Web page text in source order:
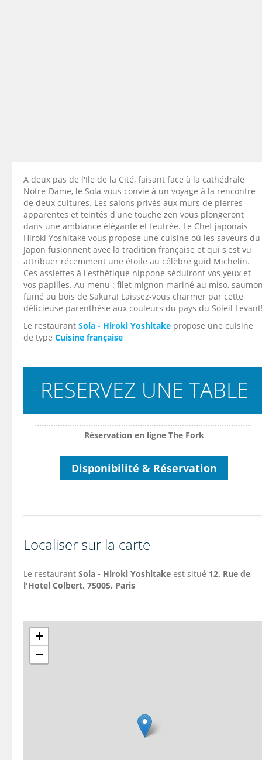
A deux pas de l'Ile de la Cité, faisant face à la cathédrale
Notre-Dame, le Sola vous convie à un voyage à la rencontre
de deux cultures. Les salons privés aux murs de pierres
apparentes et teintés d'une touche zen vous plongeront
dans une ambiance élégante et feutrée. Le Chef japonais
Hiroki Yoshitake vous propose une cuisine où les saveurs du
Japon fusionnent avec la tradition française et qui s'est vu
attribuer récemment une étoile au célèbre guid Michelin.
Ces assiettes à l'esthétique nippone séduiront vos yeux et
vos papilles. Au menu : filet mignon mariné au miso,
fumé au bois de Sakura! Laissez-vous charmer par cette
délicieuse parenthèse aux couleurs du pays du Soleil
Le restaurant Sola - Hiroki Yoshitake propose une cuisine
de type Cuisine française
RESERVEZ UNE TABLE
Réservation en ligne The Fork
Disponibilité & Réservation
Localiser sur la carte
Le restaurant Sola - Hiroki Yoshitake est situé 12, Rue de
l'Hotel Colbert, 75005, Paris
+
−